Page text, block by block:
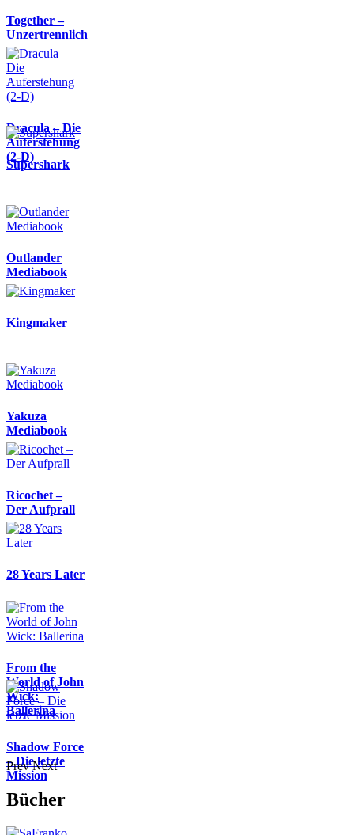
Together –
Unzertrennlich
Dracula – Die
Auferstehung
(2-D)
Supershark
Outlander
Mediabook
Kingmaker
Yakuza
Mediabook
Ricochet –
Der Aufprall
28 Years Later
From the
World of John
Wick:
Ballerina
Shadow Force
– Die letzte
Mission
Prev Next
Bücher